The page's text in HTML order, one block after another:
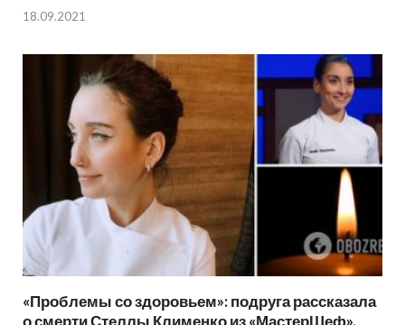
18.09.2021
«Проблемы со здоровьем»: подруга рассказала
о смерти Стеллы Клименко из «МастерШеф».